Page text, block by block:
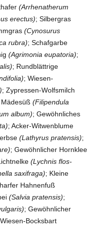
(Arrhenatherum
erectus); Silbergras
(Cynosurus
rubra); Schafgarbe
(Agrimonia eupatoria);
; Rundblättrige
; Wiesen-
; Zypressen-Wolfsmilch
Mädesüß(Filipendula
album); Gewöhnliches
; Acker-Witwenblume
(Lathyrus pratensis);
; Gewöhnlicher Hornklee
(Lychnis flos-
saxifraga); Kleine
Hahnenfuß
(Salvia pratensis);
; Gewöhnlicher
Bocksbart